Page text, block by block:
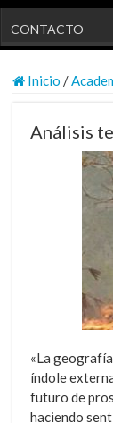
CONTACTO
Inicio /
Análisis
«La
índole
futuro de
haciendo